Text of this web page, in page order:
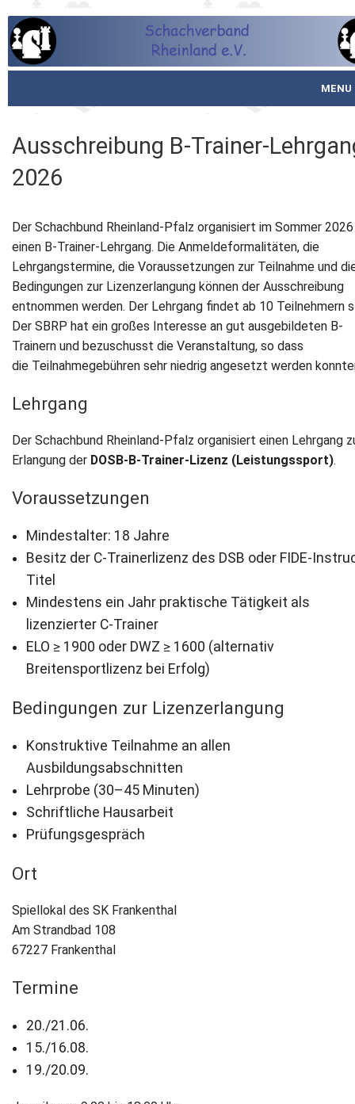
MENU
Schachjugend
Meistertafel
Fotos
Service
Impressum
Datenschutz
Ausschreibung B-Trainer-
2026
Der Schachbund Rheinland-Pfalz organisiert im Sommer 2026
einen B-Trainer-Lehrgang. Die Anmeldeformalitäten, die
Lehrgangstermine, die Voraussetzungen zur Teilnahme und
Bedingungen zur Lizenzerlangung können der Ausschreibung
entnommen werden. Der Lehrgang findet ab 10 Teilnehmern
Der SBRP hat ein großes Interesse an gut ausgebildeten B-
Trainern und bezuschusst die Veranstaltung, so dass
die Teilnahmegebühren sehr niedrig angesetzt werden
Lehrgang
Der Schachbund Rheinland-Pfalz organisiert einen Lehrgang
Erlangung der DOSB-B-Trainer-Lizenz (Leistungssport).
Voraussetzungen
Mindestalter: 18 Jahre
Besitz der C-Trainerlizenz des DSB oder FIDE-
Titel
Mindestens ein Jahr praktische Tätigkeit als
lizenzierter C-Trainer
ELO ≥ 1900 oder DWZ ≥ 1600 (alternativ
Breitensportlizenz bei Erfolg)
Bedingungen zur Lizenzerlangung
Konstruktive Teilnahme an allen
Ausbildungsabschnitten
Lehrprobe (30–45 Minuten)
Schriftliche Hausarbeit
Prüfungsgespräch
Ort
Spiellokal des SK Frankenthal
Am Strandbad 108
67227 Frankenthal
Termine
20./21.06.
15./16.08.
19./20.09.